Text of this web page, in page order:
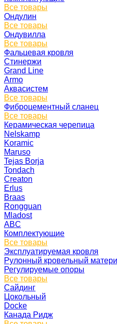
Все товары
Ондулин
Все товары
Ондувилла
Все товары
Фальцевая кровля
Стинержи
Grand Line
Armo
Аквасистем
Все товары
Фиброцементный сланец
Все товары
Керамическая черепица
Nelskamp
Koramic
Maruso
Tejas Borja
Tondach
Creaton
Erlus
Braas
Rongguan
Mladost
ABC
Комплектующие
Все товары
Эксплуатируемая кровля
Рулонный кровельный
Регулируемые опоры
Все товары
Сайдинг
Цокольный
Docke
Канада Ридж